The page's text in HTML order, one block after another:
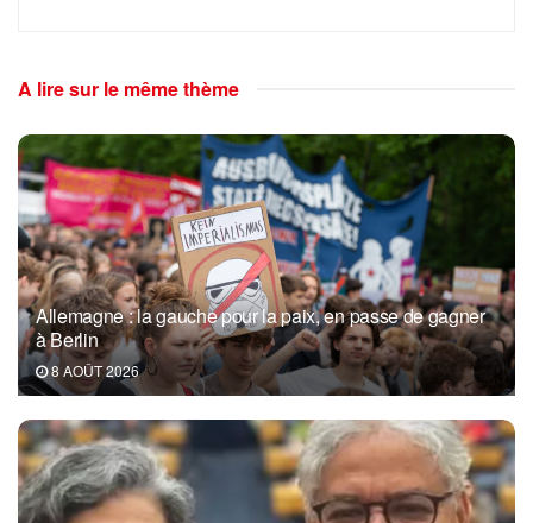
A lire sur le même thème
Allemagne : la gauche pour la paix, en passe de gagner
à Berlin
8 AOÛT 2026